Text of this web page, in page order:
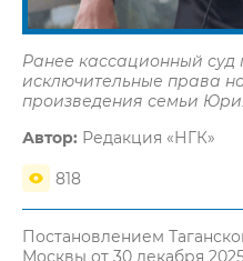
Ранее кассационный суд
исключительные права
произведения семьи
Автор: Редакция «НГК»
818
Постановлением
Москвы от 30 декабря